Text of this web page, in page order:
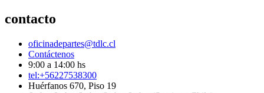
contacto
oficinadepartes@tdlc.cl
Contáctenos
9:00 a 14:00 hs
tel:+56227538300
Huérfanos 670, Piso 19